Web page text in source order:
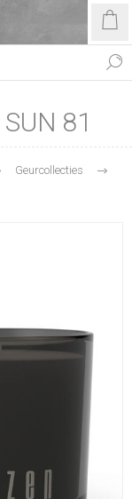
81
Geurcollecties